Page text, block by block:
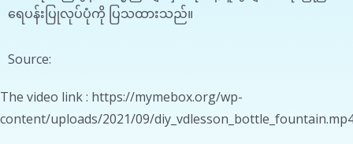
ရေပန်းပြုလုပ်ပုံကို ပြသထားသည်။
Source:
The video link : https://mymebox.org/wp-
content/uploads/2021/09/